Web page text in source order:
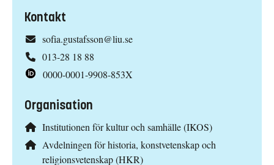
Kontakt
sofia.gustafsson@liu.se
013-28 18 88
0000-0001-9908-853X
Organisation
Institutionen för kultur och samhälle (IKOS)
Avdelningen för historia, konstvetenskap och
religionsvetenskap (HKR)